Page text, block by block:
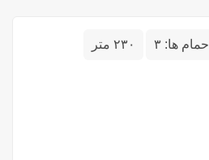
حمام ها: ۳ ۲۳۰ متر